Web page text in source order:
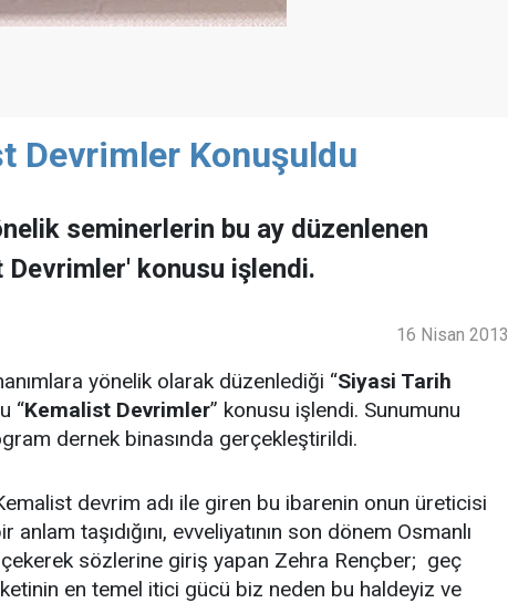
Devrimler Konuşuldu
seminerlerin bu ay düzenlenen
Devrimler' konusu işlendi.
16 Nisan 2013
yönelik olarak düzenlediği “Siyasi Tarih
“Kemalist Devrimler” konusu işlendi. Sunumunu
dernek binasında gerçekleştirildi.
devrim adı ile giren bu ibarenin onun üreticisi
taşıdığını, evveliyatının son dönem Osmanlı
çekerek sözlerine giriş yapan Zehra Rençber; geç
en temel itici gücü biz neden bu haldeyiz ve